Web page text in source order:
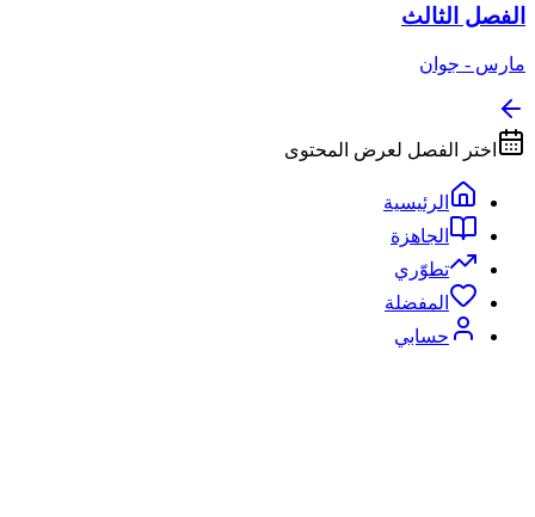
الفصل الثالث
مارس - جوان
اختر الفصل لعرض المحتوى
الرئيسية
الجاهزة
تطوّري
المفضلة
حسابي